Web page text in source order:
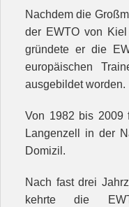
Nachdem die
der EWTO von
gründete er die
europäischen
ausgebildet worden.
Von 1982 bis 2009
Langenzell in der
Domizil.
Nach fast drei
kehrte die